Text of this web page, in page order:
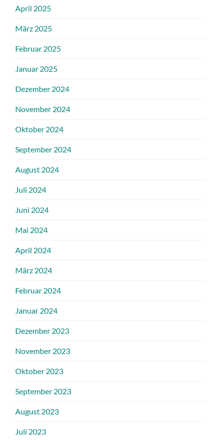
April 2025
März 2025
Februar 2025
Januar 2025
Dezember 2024
November 2024
Oktober 2024
September 2024
August 2024
Juli 2024
Juni 2024
Mai 2024
April 2024
März 2024
Februar 2024
Januar 2024
Dezember 2023
November 2023
Oktober 2023
September 2023
August 2023
Juli 2023